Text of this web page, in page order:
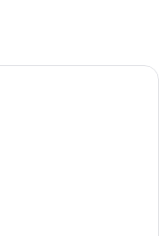
de hotel con una cama